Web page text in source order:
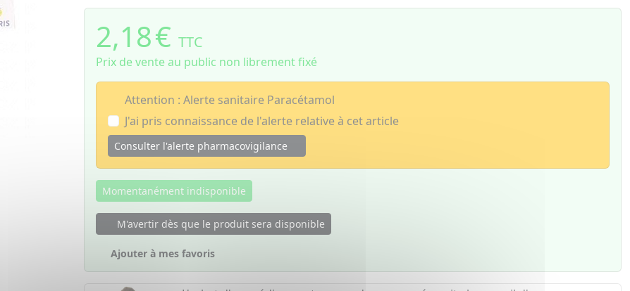
2,18€ TTC
Prix de vente au public non librement fixé
Attention : Alerte sanitaire Paracétamol
J'ai pris connaissance de l'alerte relative à cet article
Consulter l'alerte pharmacovigilance
Momentanément indisponible
M'avertir dès que le produit sera disponible
Ajouter à mes favoris